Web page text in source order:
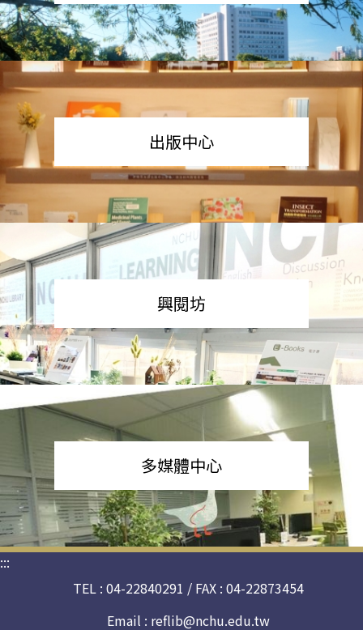
出版中心
興閱坊
多媒體中心
:::
TEL : 04-22840291 / FAX : 04-22873454
Email : reflib@nchu.edu.tw